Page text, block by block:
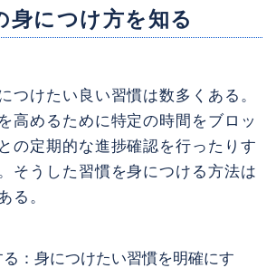
身につけ方を知る
つけたい良い習慣は数多くある。
高めるために特定の時間をブロッ
の定期的な進捗確認を行ったりす
そうした習慣を身につける方法は
る。
：身につけたい習慣を明確にす